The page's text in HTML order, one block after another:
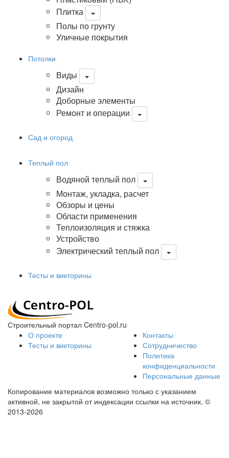
Плитка
Полы по грунту
Уличные покрытия
Потолки
Виды
Дизайн
Доборные элементы
Ремонт и операции
Сад и огород
Теплый пол
Водяной теплый пол
Монтаж, укладка, расчет
Обзоры и цены
Области применения
Теплоизоляция и стяжка
Устройство
Электрический теплый пол
Тесты и викторины
Строительный портал Centro-pol.ru
О проекте
Тесты и викторины
Контакты
Сотрудничество
Политика
конфиденциальности
Персональные данные
Копирование материалов возможно только с указанием
активной, не закрытой от индексации ссылки на источник. ©
2013-2026